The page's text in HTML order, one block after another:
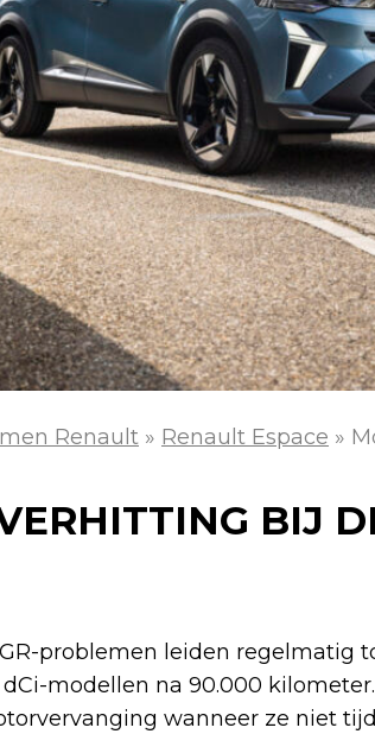
Renault » Renault Espace »
BIJ
problemen leiden regelmatig
dCi-modellen na 90.000
wanneer ze niet